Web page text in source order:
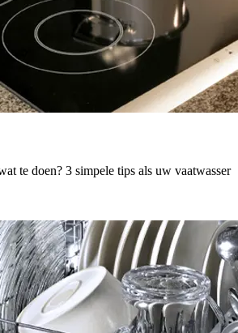
te doen? 3 simpele tips als uw vaatwasser